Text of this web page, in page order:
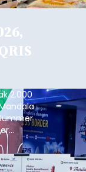
2.000
dan
Bank
ruang